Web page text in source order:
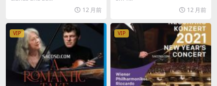
12 月前
12 月前
VIP VIP